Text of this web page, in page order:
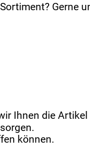
Gerne
Ihnen die Artikel
können.